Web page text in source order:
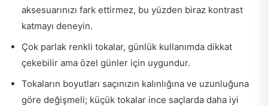
aksesuarınızı fark ettirmez, bu yüzden biraz kontrast
katmayı deneyin.
Çok parlak renkli tokalar, günlük kullanımda dikkat
çekebilir ama özel günler için uygundur.
Tokaların boyutları saçınızın kalınlığına ve uzunluğuna
göre değişmeli; küçük tokalar ince saçlarda daha iyi